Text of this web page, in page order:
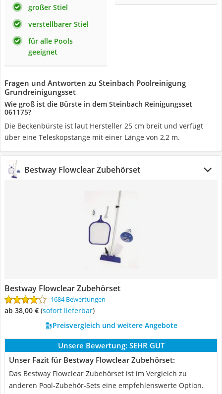
großer Stiel
verstellbarer Stiel
für alle Pools
geeignet
Fragen und Antworten zu Steinbach Poolreinigung
Grundreinigungsset
Wie groß ist die Bürste in dem Steinbach Reinigungsset
061175?
Die Beckenbürste ist laut Hersteller 25 cm breit und verfügt
über eine Teleskopstange mit einer Länge von 2,2 m.
Bestway Flowclear Zubehörset
Bestway Flowclear Zubehörset
1684 Bewertungen
ab 38,00 € ( Sofort lieferbar)
Preisvergleich und weitere Angebote
Unsere Bewertung: SEHR GUT
Unser Fazit für Bestway Flowclear Zubehörset:
Das Bestway Flowclear Zubehörset ist im Vergleich zu
anderen Pool-Zubehör-Sets eine empfehlenswerte Option.